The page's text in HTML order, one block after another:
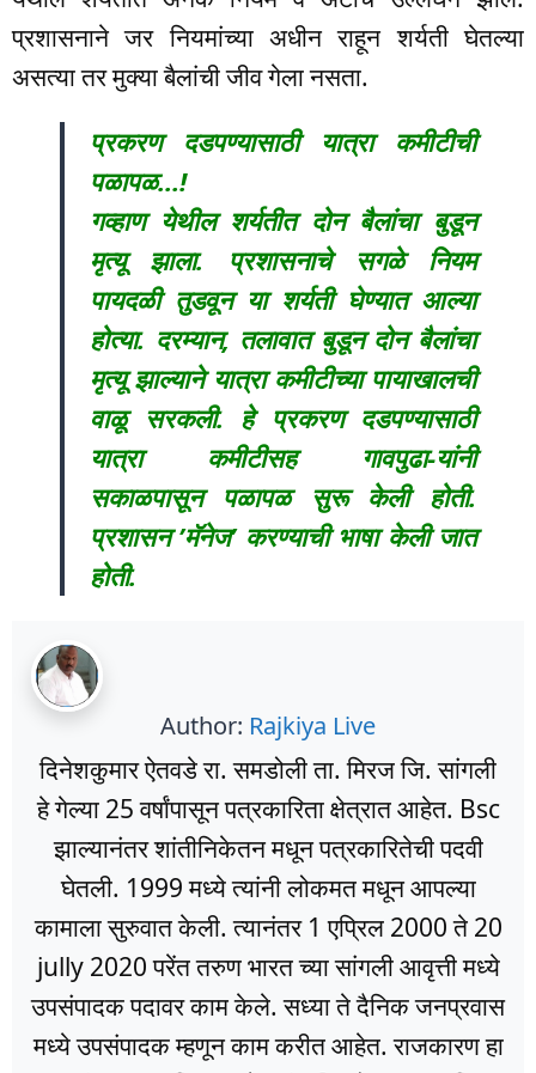
प्रशासनाने जर नियमांच्या अधीन राहून शर्यती घेतल्या
असत्या तर मुक्या बैलांची जीव गेला नसता.
प्रकरण दडपण्यासाठी यात्रा कमीटीची
पळापळ…!
गव्हाण येथील शर्यतीत दोन बैलांचा बुडून
मृत्यू झाला. प्रशासनाचे सगळे नियम
पायदळी तुडवून या शर्यती घेण्यात आल्या
होत्या. दरम्यान, तलावात बुडून दोन बैलांचा
मृत्यू झाल्याने यात्रा कमीटीच्या पायाखालची
वाळू सरकली. हे प्रकरण दडपण्यासाठी
यात्रा कमीटीसह गावपुढा-यांनी
सकाळपासून पळापळ सुरू केली होती.
प्रशासन ’मॅनेज’ करण्याची भाषा केली जात
होती.
Author: Rajkiya Live
दिनेशकुमार ऐतवडे रा. समडोली ता. मिरज जि. सांगली
हे गेल्या 25 वर्षांपासून पत्रकारिता क्षेत्रात आहेत. Bsc
झाल्यानंतर शांतीनिकेतन मधून पत्रकारितेची पदवी
घेतली. 1999 मध्ये त्यांनी लोकमत मधून आपल्या
कामाला सुरुवात केली. त्यानंतर 1 एप्रिल 2000 ते 20
jully 2020 परेंत तरुण भारत च्या सांगली आवृत्ती मध्ये
उपसंपादक पदावर काम केले. सध्या ते दैनिक जनप्रवास
मध्ये उपसंपादक म्हणून काम करीत आहेत. राजकारण हा